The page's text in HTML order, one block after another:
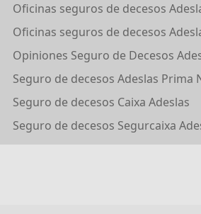
Oficinas seguros de decesos
Oficinas seguros de decesos
Opiniones Seguro de Decesos
Seguro de decesos Adeslas Prima
Seguro de decesos Caixa Adeslas
Seguro de decesos Segurcaixa